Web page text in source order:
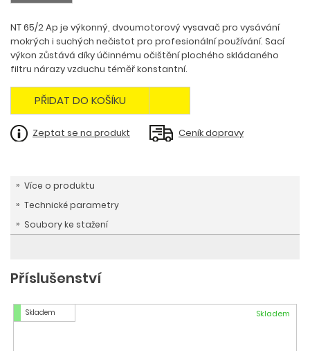
NT 65/2 Ap je výkonný, dvoumotorový vysavač pro vysávání
mokrých i suchých nečistot pro profesionální používání. Sací
výkon zůstává díky účinnému očištění plochého skládaného
filtru nárazy vzduchu téměř konstantní.
PŘIDAT DO KOŠÍKU
Zeptat se na produkt Ceník dopravy
Více o produktu
Technické parametry
Soubory ke stažení
Příslušenství
Skladem Skladem